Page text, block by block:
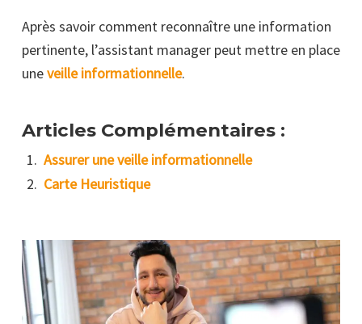
Après savoir comment reconnaître une information
pertinente, l’assistant manager peut mettre en place
uneveille informationnelle.
Articles Complémentaires :
Assurer une veille informationnelle
Carte Heuristique